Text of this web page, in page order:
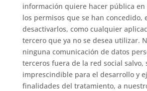
información quiere hacer pública en
los permisos que se han concedido,
desactivarlos, como cualquier
tercero que ya no se desea utilizar.
ninguna comunicación de datos
terceros fuera de la red social salvo,
imprescindible para el desarrollo y
finalidades del tratamiento, a